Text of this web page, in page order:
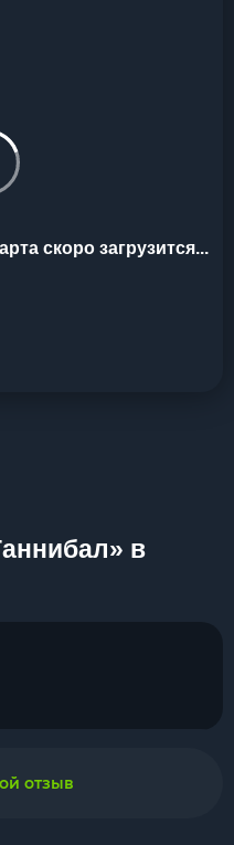
скоро загрузится...
в
отзыв